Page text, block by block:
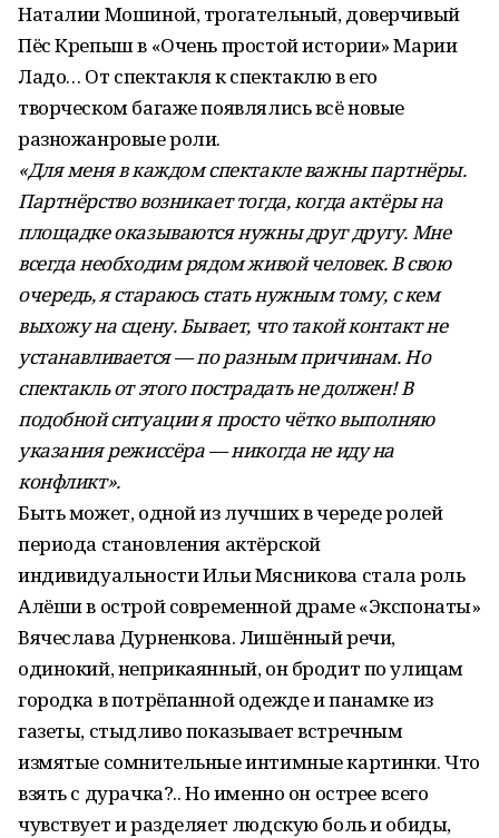
Наталии Мошиной, трогательный, доверчивый
Пёс Крепыш в «Очень простой истории» Марии
Ладо… От спектакля к спектаклю в его
творческом багаже появлялись всё новые
разножанровые роли.
«Для меня в каждом спектакле важны партнёры.
Парт­нёрство возникает тогда, когда актёры на
площадке оказываются нужны друг другу. Мне
всегда необходим рядом живой человек. В свою
очередь, я стараюсь стать нужным тому, с кем
выхожу на сцену. Бывает, что такой контакт не
устанавливается — по разным причинам. Но
спектакль от этого пострадать не должен! В
подобной ситуации я просто чётко выполняю
указания режиссёра — никогда не иду на
конфликт».
Быть может, одной из лучших в череде ролей
периода становления актёрской
индивидуальности Ильи Мясникова стала роль
Алёши в острой современной драме «Экспонаты»
Вячеслава Дурненкова. Лишённый речи,
одинокий, неприкаянный, он бродит по улицам
городка в потрёпанной одежде и панамке из
газеты, стыдливо показывает встречным
измятые сомнительные интимные картинки. Что
взять с дурачка?.. Но именно он острее всего
чувствует и разделяет людскую боль и обиды,